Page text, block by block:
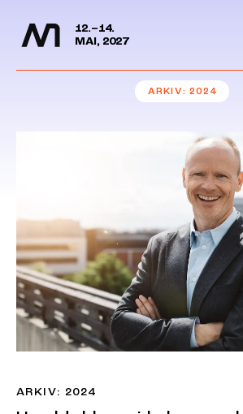
Hopp til hovedinnhold
12.–14.
MAI, 2027
ARKIV 2024
ARKIV: 2024